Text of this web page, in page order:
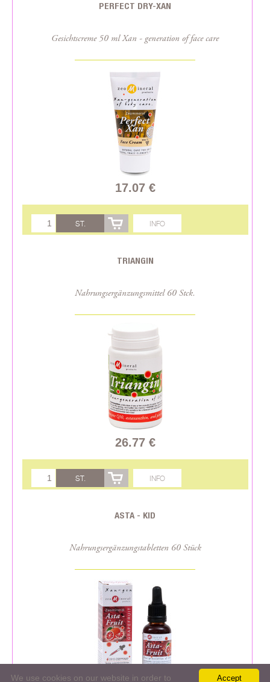
PERFECT DRY-XAN
Gesichtscreme 50 ml Xan - generation of face care
17.07 €
ST. INFO
TRIANGIN
Nahrungsergänzungsmittel 60 Stck.
26.77 €
ST. INFO
ASTA - KID
Nahrungsergänzungstabletten 60 Stück
Accept
We use cookies on our website in order to